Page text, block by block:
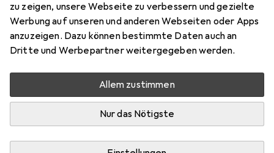
zu zeigen, unsere Webseite zu verbessern und gezielte
Werbung auf unseren und anderen Webseiten oder Apps
anzuzeigen. Dazu können bestimmte Daten auch an
Dritte und Werbepartner weitergegeben werden.
Allem zustimmen
Nur das Nötigste
Schneller lieferbar
Angebot für
EUR
10,96
Mehr von StarTech
Zwischen Di, 11.8. und Mo, 17.8. geliefert